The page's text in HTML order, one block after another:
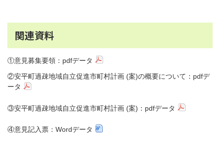
関連資料
①意見募集要領：pdfデータ
②安平町過疎地域自立促進市町村計画 (案)の概要について：pdfデ
ータ
③安平町過疎地域自立促進市町村計画 (案)：pdfデータ
④意見記入票：Wordデータ